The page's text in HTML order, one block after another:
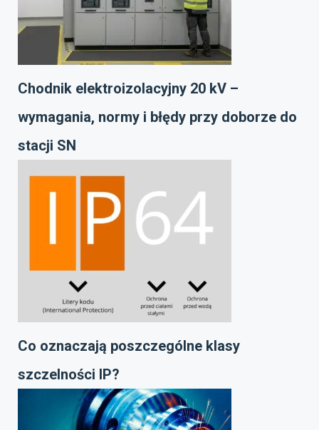
Chodnik elektroizolacyjny 20 kV –
wymagania, normy i błędy przy doborze do
stacji SN
Co oznaczają poszczególne klasy
szczelności IP?